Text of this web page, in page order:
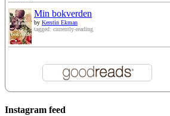
Min bokverden
by Kerstin Ekman
tagged: currently-reading
Instagram feed